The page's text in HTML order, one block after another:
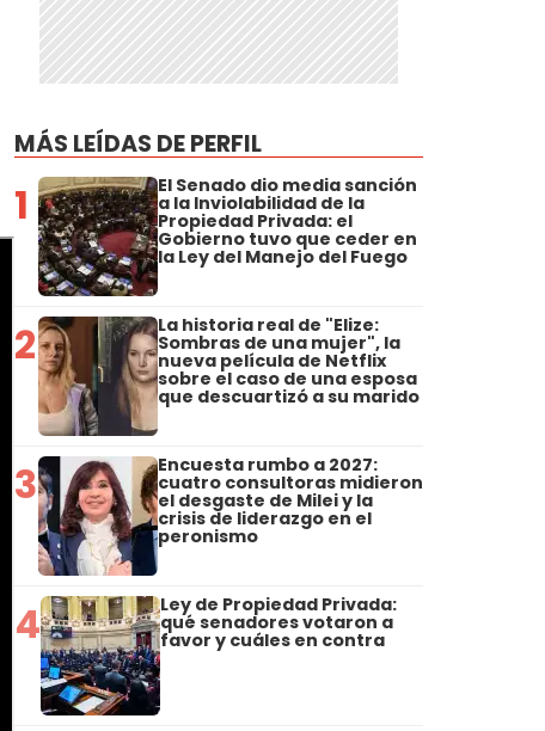
MÁS LEÍDAS DE PERFIL
1 El Senado dio media sanción
a la Inviolabilidad de la
Propiedad Privada: el
Gobierno tuvo que ceder en
la Ley del Manejo del Fuego
2 La historia real de "Elize:
Sombras de una mujer", la
nueva película de Netflix
sobre el caso de una esposa
que descuartizó a su marido
3 Encuesta rumbo a 2027:
cuatro consultoras midieron
el desgaste de Milei y la
crisis de liderazgo en el
peronismo
4 Ley de Propiedad Privada:
qué senadores votaron a
favor y cuáles en contra